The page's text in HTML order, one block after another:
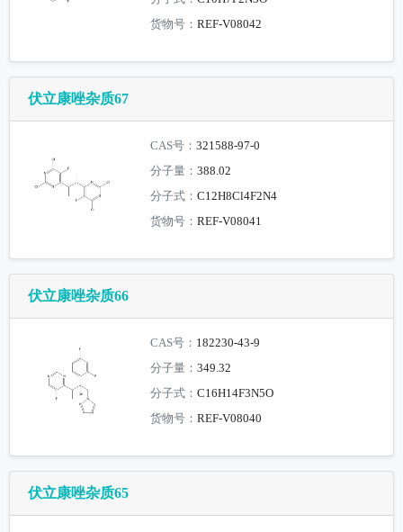
货物号：REF-V08042
伏立康唑杂质67
CAS号：321588-97-0
分子量：388.02
分子式：C12H8Cl4F2N4
货物号：REF-V08041
伏立康唑杂质66
CAS号： 182230-43-9
分子量：349.32
分子式：C16H14F3N5O
货物号：REF-V08040
伏立康唑杂质65